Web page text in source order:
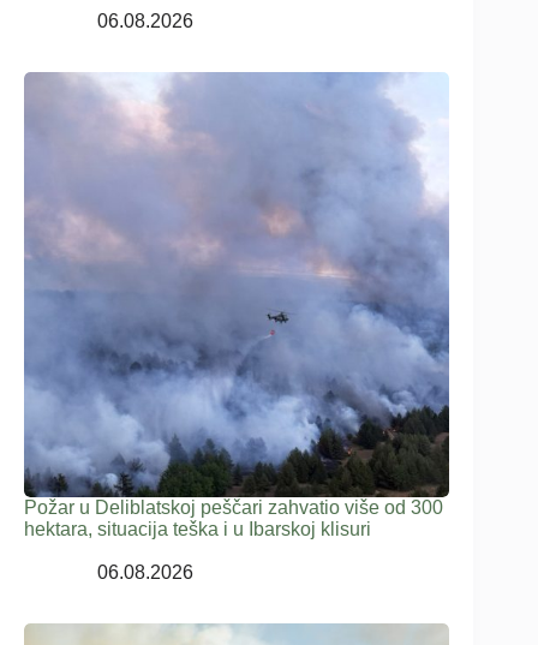
06.08.2026
Požar u Deliblatskoj peščari zahvatio više od 300
hektara, situacija teška i u Ibarskoj klisuri
06.08.2026